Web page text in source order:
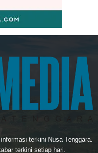
terkini Nusa Tenggara.
terkini setiap hari.